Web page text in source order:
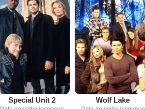
Special Unit 2 Wolf Lake